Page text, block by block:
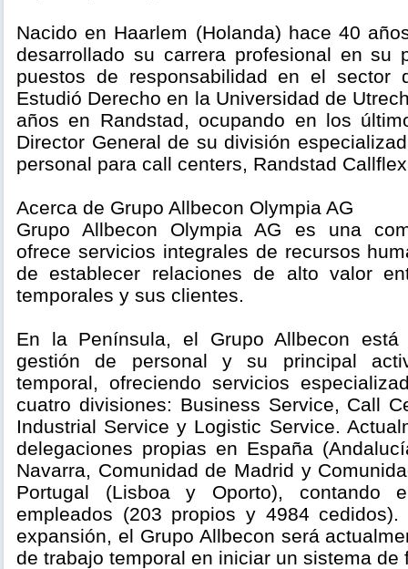
Nacido en Haarlem (Holanda) hace 40
desarrollado su carrera profesional en su
puestos de responsabilidad en el sector
Estudió Derecho en la Universidad de
años en Randstad, ocupando en los
Director General de su división
personal para call centers, Randstad
Acerca de Grupo Allbecon Olympia AG
Grupo Allbecon Olympia AG es una
ofrece servicios integrales de recursos
de establecer relaciones de alto valor
temporales y sus clientes.
En la Península, el Grupo Allbecon
gestión de personal y su principal
temporal, ofreciendo servicios
cuatro divisiones: Business Service, Call
Industrial Service y Logistic Service.
delegaciones propias en España
Navarra, Comunidad de Madrid y
Portugal (Lisboa y Oporto), contando
empleados (203 propios y 4984
expansión, el Grupo Allbecon será
de trabajo temporal en iniciar un sistema de